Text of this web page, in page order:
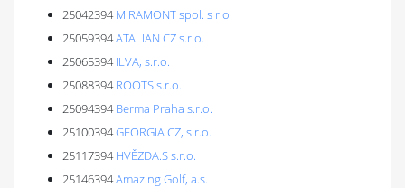
25042394 MIRAMONT spol. s r.o.
25059394ATALIAN CZ s.r.o.
25065394 ILVA, s.r.o.
25088394 ROOTS s.r.o.
25094394 Berma Praha s.r.o.
25100394GEORGIA CZ, s.r.o.
25117394 HVĚZDA.S s.r.o.
25146394Amazing Golf, a.s.